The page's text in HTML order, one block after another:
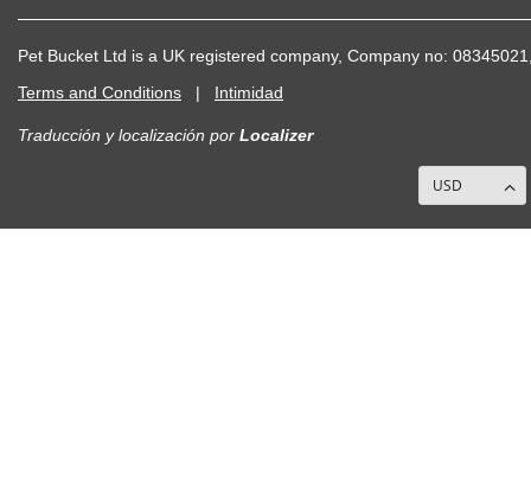
Pet Bucket Ltd is a UK registered company, Company no:
Terms and Conditions | Intimidad
Traducción y localización por Localizer
USD